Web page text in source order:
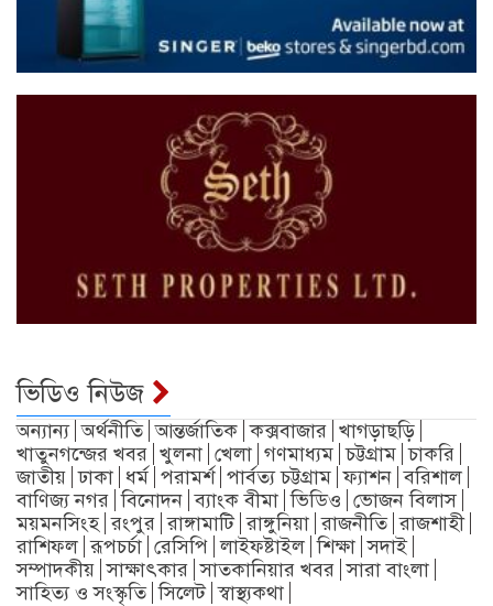
ভিডিও নিউজ
অন্যান্য অর্থনীতি আন্তর্জাতিক কক্সবাজার খাগড়াছড়ি
খাতুনগন্জের খবর খুলনা খেলা গণমাধ্যম চট্টগ্রাম চাকরি
জাতীয় ঢাকা ধর্ম পরামর্শ পার্বত্য চট্টগ্রাম ফ্যাশন বরিশাল
বাণিজ্য নগর বিনোদন ব্যাংক বীমা ভিডিও ভোজন বিলাস
ময়মনসিংহ রংপুর রাঙ্গামাটি রাঙ্গুনিয়া রাজনীতি রাজশাহী
রাশিফল রূপচর্চা রেসিপি লাইফষ্টাইল শিক্ষা সদাই
সম্পাদকীয় সাক্ষাৎকার সাতকানিয়ার খবর সারা বাংলা
সাহিত্য ও সংস্কৃতি সিলেট স্বাস্থ্যকথা